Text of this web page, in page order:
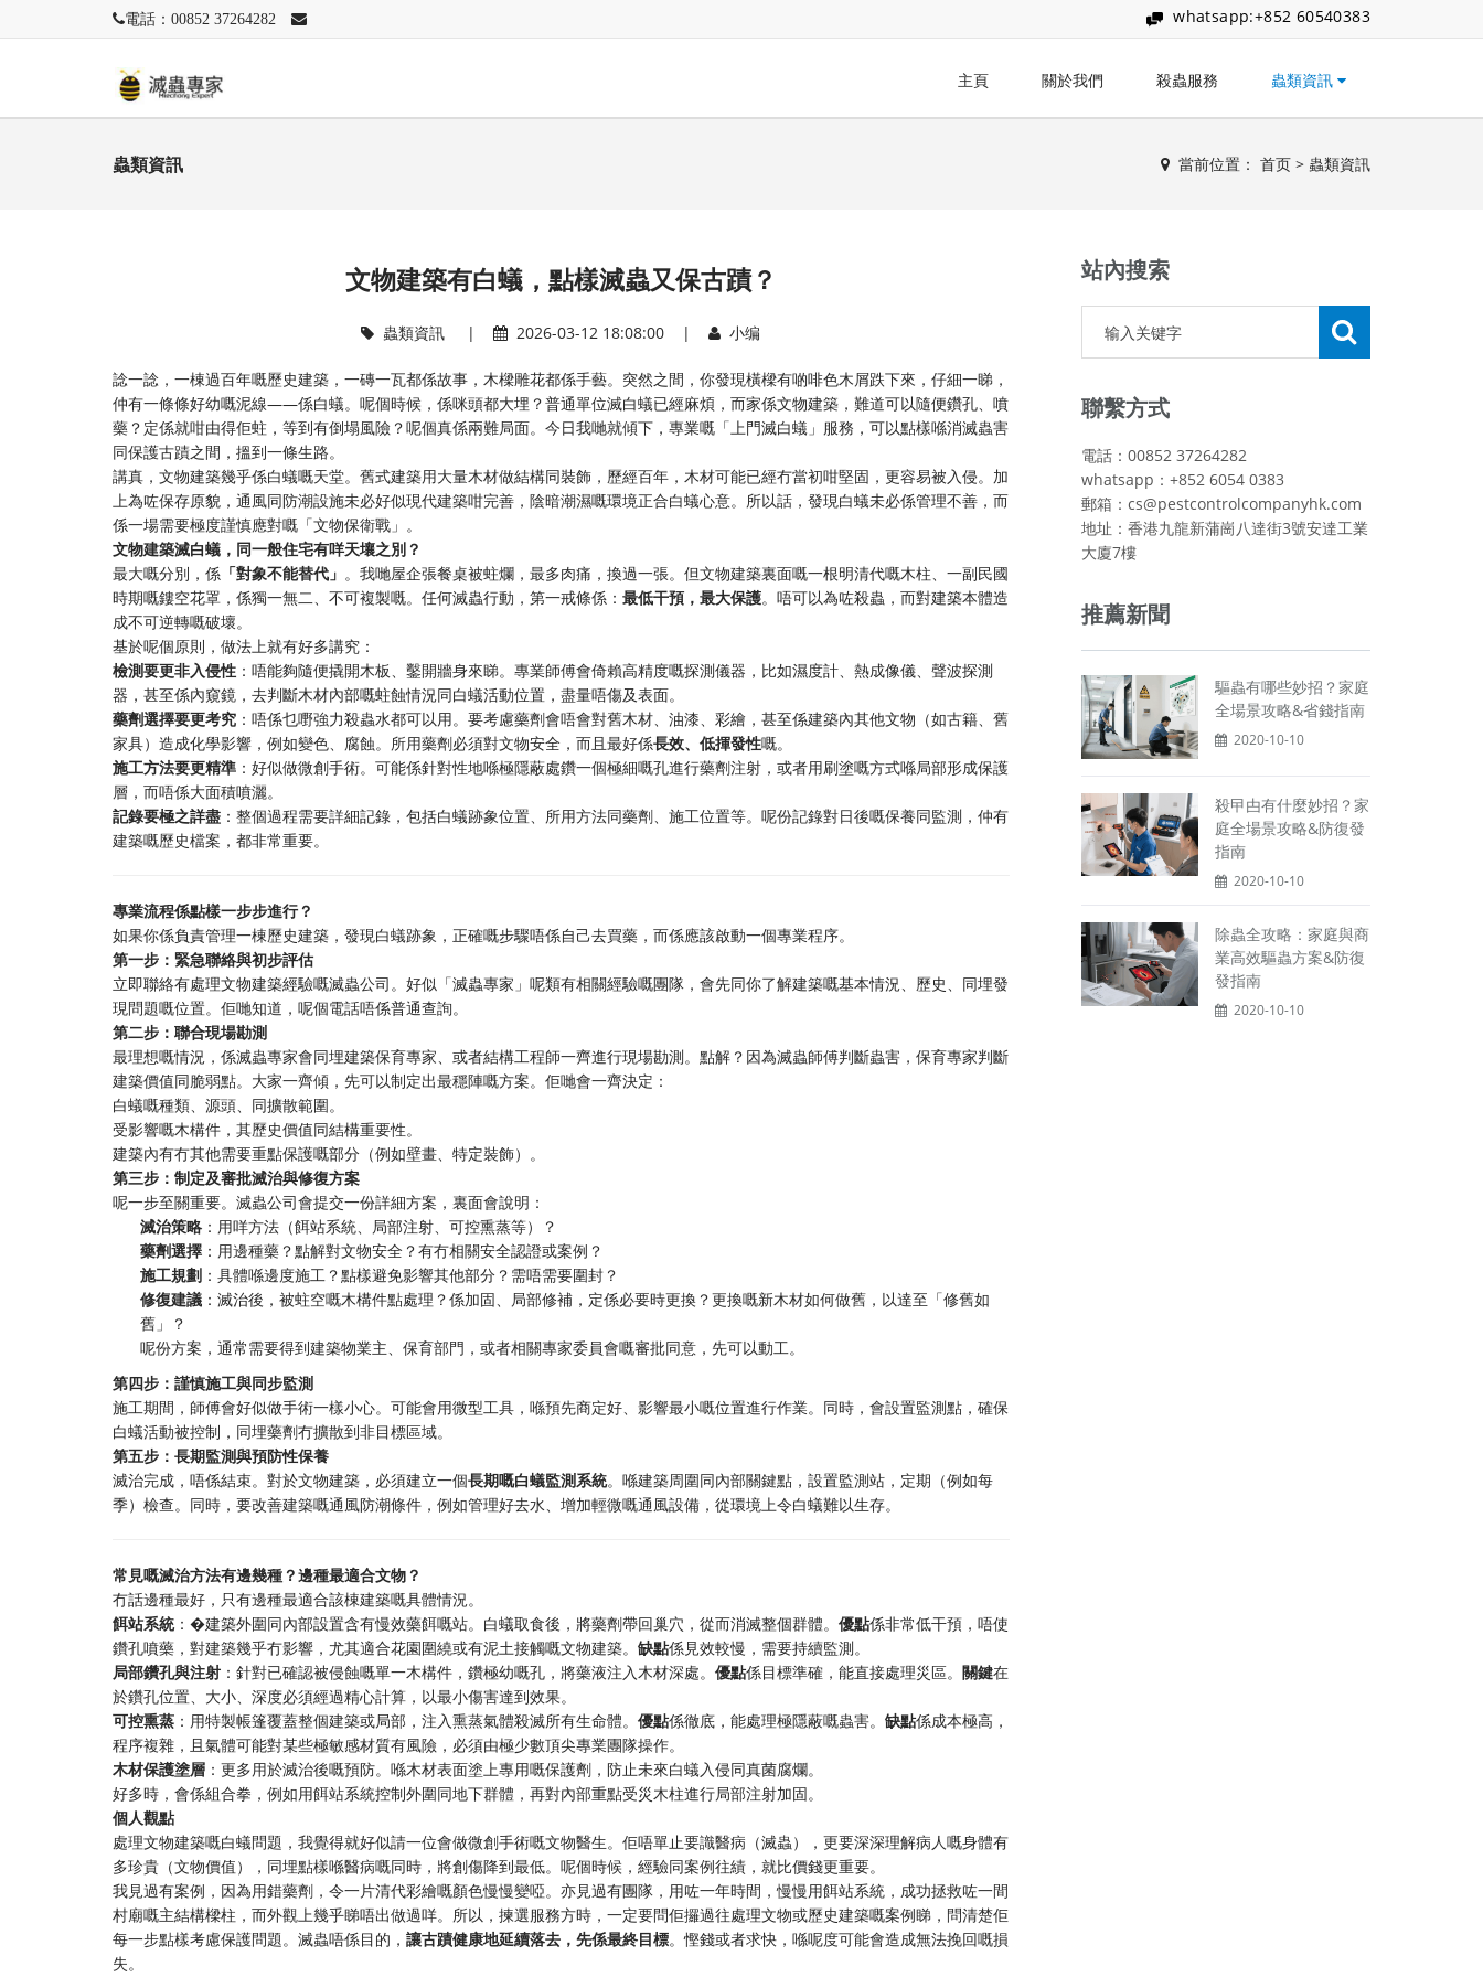
電話：00852 37264282 whatsapp:+852 60540383
主頁 關於我們 殺蟲服務 蟲類資訊
蟲類資訊 當前位置： 首页 > 蟲類資訊
文物建築有白蟻，點樣滅蟲又保古蹟？
蟲類資訊 | 2026-03-12 18:08:00 | 小编
諗一諗，一棟過百年嘅歷史建築，一磚一瓦都係故事，木樑雕花都係手藝。突然之間，你發現橫樑有啲啡色木屑跌下來，仔細一睇，
仲有一條條好幼嘅泥線——係白蟻。呢個時候，係咪頭都大埋？普通單位滅白蟻已經麻煩，而家係文物建築，難道可以隨便鑽孔、噴
藥？定係就咁由得佢蛀，等到有倒塌風險？呢個真係兩難局面。今日我哋就傾下，專業嘅「上門滅白蟻」服務，可以點樣喺消滅蟲害
同保護古蹟之間，搵到一條生路。
講真，文物建築幾乎係白蟻嘅天堂。舊式建築用大量木材做結構同裝飾，歷經百年，木材可能已經冇當初咁堅固，更容易被入侵。加
上為咗保存原貌，通風同防潮設施未必好似現代建築咁完善，陰暗潮濕嘅環境正合白蟻心意。所以話，發現白蟻未必係管理不善，而
係一場需要極度謹慎應對嘅「文物保衛戰」。
文物建築滅白蟻，同一般住宅有咩天壤之別？
最大嘅分別，係 「對象不能替代」 。我哋屋企張餐桌被蛀爛，最多肉痛，換過一張。但文物建築裏面嘅一根明清代嘅木柱、一副民國
時期嘅鏤空花罩，係獨一無二、不可複製嘅。任何滅蟲行動，第一戒條係： 最低干預，最大保護。唔可以為咗殺蟲，而對建築本體造
成不可逆轉嘅破壞。
基於呢個原則，做法上就有好多講究：
檢測要更非入侵性 ：唔能夠隨便撬開木板、鑿開牆身來睇。專業師傅會倚賴高精度嘅探測儀器，比如濕度計、熱成像儀、聲波探測
器，甚至係內窺鏡，去判斷木材內部嘅蛀蝕情況同白蟻活動位置，盡量唔傷及表面。
藥劑選擇要更考究 ：唔係乜嘢強力殺蟲水都可以用。要考慮藥劑會唔會對舊木材、油漆、彩繪，甚至係建築內其他文物（如古籍、舊
家具）造成化學影響，例如變色、腐蝕。所用藥劑必須對文物安全，而且最好係長效、低揮發性嘅。
施工方法要更精準 ：好似做微創手術。可能係針對性地喺極隱蔽處鑽一個極細嘅孔進行藥劑注射，或者用刷塗嘅方式喺局部形成保護
層，而唔係大面積噴灑。
記錄要極之詳盡 ：整個過程需要詳細記錄，包括白蟻跡象位置、所用方法同藥劑、施工位置等。呢份記錄對日後嘅保養同監測，仲有
建築嘅歷史檔案，都非常重要。
專業流程係點樣一步步進行？
如果你係負責管理一棟歷史建築，發現白蟻跡象，正確嘅步驟唔係自己去買藥，而係應該啟動一個專業程序。
第一步：緊急聯絡與初步評估
立即聯絡有處理文物建築經驗嘅滅蟲公司。好似「滅蟲專家」呢類有相關經驗嘅團隊，會先同你了解建築嘅基本情況、歷史、同埋發
現問題嘅位置。佢哋知道，呢個電話唔係普通查詢。
第二步：聯合現場勘測
最理想嘅情況，係滅蟲專家會同埋建築保育專家、或者結構工程師一齊進行現場勘測。點解？因為滅蟲師傅判斷蟲害，保育專家判斷
建築價值同脆弱點。大家一齊傾，先可以制定出最穩陣嘅方案。佢哋會一齊決定：
白蟻嘅種類、源頭、同擴散範圍。
受影響嘅木構件，其歷史價值同結構重要性。
建築內有冇其他需要重點保護嘅部分（例如壁畫、特定裝飾）。
第三步：制定及審批滅治與修復方案
呢一步至關重要。滅蟲公司會提交一份詳細方案，裏面會說明：
滅治策略 ：用咩方法（餌站系統、局部注射、可控熏蒸等）？
藥劑選擇 ：用邊種藥？點解對文物安全？有冇相關安全認證或案例？
施工規劃 ：具體喺邊度施工？點樣避免影響其他部分？需唔需要圍封？
修復建議 ：滅治後，被蛀空嘅木構件點處理？係加固、局部修補，定係必要時更換？更換嘅新木材如何做舊，以達至「修舊如
舊」？
呢份方案，通常需要得到建築物業主、保育部門，或者相關專家委員會嘅審批同意，先可以動工。
第四步：謹慎施工與同步監測
施工期間，師傅會好似做手術一樣小心。可能會用微型工具，喺預先商定好、影響最小嘅位置進行作業。同時，會設置監測點，確保
白蟻活動被控制，同埋藥劑冇擴散到非目標區域。
第五步：長期監測與預防性保養
滅治完成，唔係結束。對於文物建築，必須建立一個長期嘅白蟻監測系統。喺建築周圍同內部關鍵點，設置監測站，定期（例如每
季）檢查。同時，要改善建築嘅通風防潮條件，例如管理好去水、增加輕微嘅通風設備，從環境上令白蟻難以生存。
常見嘅滅治方法有邊幾種？邊種最適合文物？
冇話邊種最好，只有邊種最適合該棟建築嘅具體情況。
餌站系統：�建築外圍同內部設置含有慢效藥餌嘅站。白蟻取食後，將藥劑帶回巢穴，從而消滅整個群體。 優點係非常低干預，唔使
鑽孔噴藥，對建築幾乎冇影響，尤其適合花園圍繞或有泥土接觸嘅文物建築。 缺點係見效較慢，需要持續監測。
局部鑽孔與注射 ：針對已確認被侵蝕嘅單一木構件，鑽極幼嘅孔，將藥液注入木材深處。 優點係目標準確，能直接處理災區。 關鍵在
於鑽孔位置、大小、深度必須經過精心計算，以最小傷害達到效果。
可控熏蒸 ：用特製帳篷覆蓋整個建築或局部，注入熏蒸氣體殺滅所有生命體。 優點係徹底，能處理極隱蔽嘅蟲害。 缺點係成本極高，
程序複雜，且氣體可能對某些極敏感材質有風險，必須由極少數頂尖專業團隊操作。
木材保護塗層 ：更多用於滅治後嘅預防。喺木材表面塗上專用嘅保護劑，防止未來白蟻入侵同真菌腐爛。
好多時，會係組合拳，例如用餌站系統控制外圍同地下群體，再對內部重點受災木柱進行局部注射加固。
個人觀點
處理文物建築嘅白蟻問題，我覺得就好似請一位會做微創手術嘅文物醫生。佢唔單止要識醫病（滅蟲），更要深深理解病人嘅身體有
多珍貴（文物價值），同埋點樣喺醫病嘅同時，將創傷降到最低。呢個時候，經驗同案例往績，就比價錢更重要。
我見過有案例，因為用錯藥劑，令一片清代彩繪嘅顏色慢慢變啞。亦見過有團隊，用咗一年時間，慢慢用餌站系統，成功拯救咗一間
村廟嘅主結構樑柱，而外觀上幾乎睇唔出做過咩。所以，揀選服務方時，一定要問佢攞過往處理文物或歷史建築嘅案例睇，問清楚佢
每一步點樣考慮保護問題。滅蟲唔係目的， 讓古蹟健康地延續落去，先係最終目標。慳錢或者求快，喺呢度可能會造成無法挽回嘅損
失。
站內搜索
聯繫方式
電話：00852 37264282
whatsapp：+852 6054 0383
郵箱：cs@pestcontrolcompanyhk.com
地址：香港九龍新蒲崗八達街3號安達工業
大廈7樓
推薦新聞
驅蟲有哪些妙招？家庭
全場景攻略&省錢指南
2020-10-10
殺曱甴有什麼妙招？家
庭全場景攻略&防復發
指南
2020-10-10
除蟲全攻略：家庭與商
業高效驅蟲方案&防復
發指南
2020-10-10